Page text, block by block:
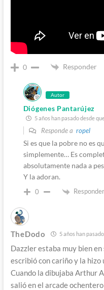
0 Responder
Autor
Diógenes Pantarújez
5 años han pasado desde
Responde a ropel
Si es que la pobre no es
simplemente… Es
absolutamente nada a
Y la adoran.
0 Responder
TheDodo 5 años han
Dazzler estaba muy bien
escribió con cariño y la hizo
Cuando la dibujaba Arthur
salió en el arcade